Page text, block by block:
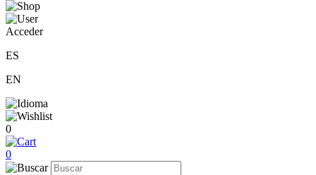
Acceder
ES
EN
0
0